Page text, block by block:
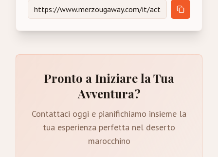
Pronto a Iniziare la Tua
Avventura?
Contattaci oggi e pianifichiamo insieme la
tua esperienza perfetta nel deserto
marocchino